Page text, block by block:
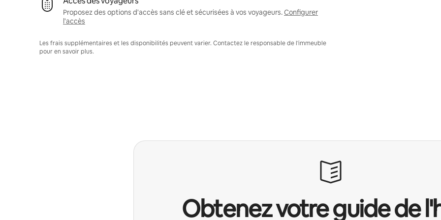
Proposez des options d'accès sans clé et sécurisées à vos voyageurs.Configurer
l'accès
Les frais supplémentaires et les disponibilités peuvent varier. Contactez le responsable de l'immeuble
pour en savoir plus.
Obtenez votre guide de